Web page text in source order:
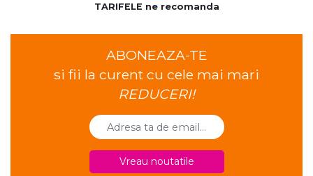
TARIFELE ne recomanda
ABONEAZA-TE
si fii la curent cu cele mai mari
REDUCERI!
Vreau noutatile